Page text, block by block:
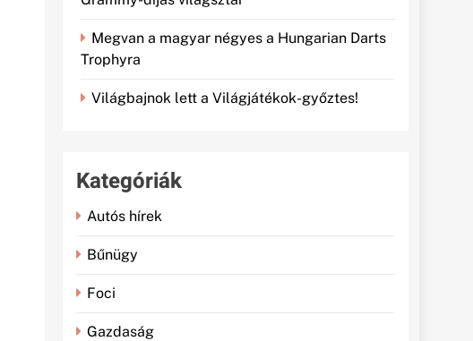
Megvan a magyar négyes a Hungarian Darts
Trophyra
Világbajnok lett a Világjátékok-győztes!
Kategóriák
Autós hírek
Bűnügy
Foci
Gazdaság